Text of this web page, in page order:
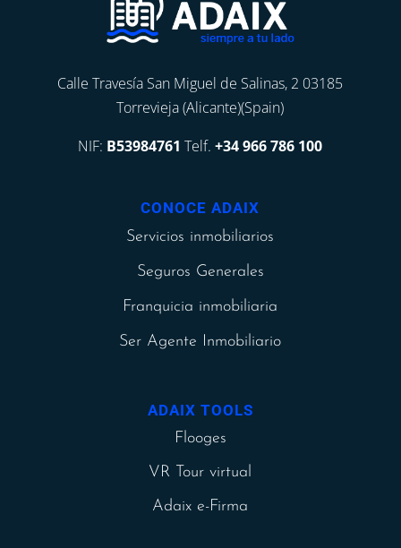
Calle Travesía San Miguel de Salinas, 2 03185
Torrevieja (Alicante)(Spain)
NIF: B53984761 Telf.+34 966 786 100
CONOCE ADAIX
Servicios inmobiliarios
Seguros Generales
Franquicia inmobiliaria
Ser Agente Inmobiliario
ADAIX TOOLS
Flooges
VR Tour virtual
Adaix e-Firma